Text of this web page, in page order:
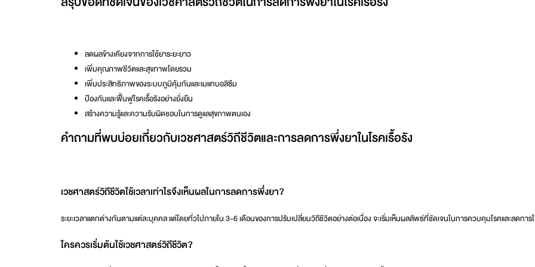
ลดผลข้างเคียงจากการใช้ยาระยะยาว
เพิ่มคุณภาพชีวิตและสุขภาพโดยรวม
เพิ่มประสิทธิภาพของระบบภูมิคุ้มกันและเมแทบอลิซึม
ป้องกันและฟื้นฟูโรคเรื้อรังอย่างยั่งยืน
สร้างความรู้และความรับผิดชอบในการดูแลสุขภาพตนเอง
คำถามที่พบบ่อยเกี่ยวกับเวชศาสตร์วิถีชีวิตและการลดการพึ่งยาในโรคเรื้อรัง
เวชศาสตร์วิถีชีวิตใช้เวลาเท่าไรจึงเห็นผลในการลดการพึ่งยา?
ระยะเวลาแตกต่างกันตามแต่ละบุคคล แต่โดยทั่วไปภายใน 3-6 เดือนของการปรับเปลี่ยนวิถีชีวิตอย่างต่อเนื่อง จะเริ่มเห็นผลลัพธ์ที่ชัดเจนในการควบคุมโรคและลดการ
ใครควรเริ่มต้นใช้เวชศาสตร์วิถีชีวิต?